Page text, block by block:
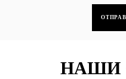
НАШИ